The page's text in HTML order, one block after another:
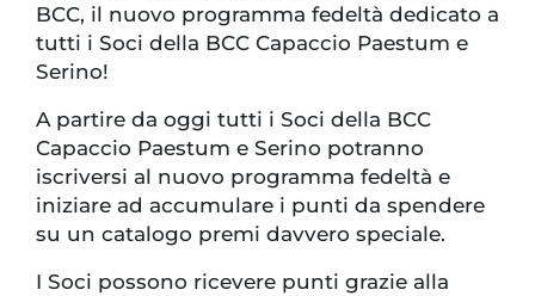
BCC, il nuovo programma fedeltà dedicato a
tutti i Soci della BCC Capaccio Paestum e
Serino!
A partire da oggi tutti i Soci della BCC
Capaccio Paestum e Serino potranno
iscriversi al nuovo programma fedeltà e
iniziare ad accumulare i punti da spendere
su un catalogo premi davvero speciale.
I Soci possono ricevere punti grazie alla